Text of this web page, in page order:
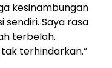
kesinambungan
sendiri. Saya rasa
terbelah.
terhindarkan.”